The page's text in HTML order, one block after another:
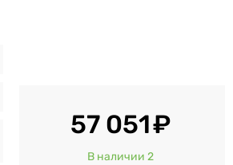
57 051
В наличии 2